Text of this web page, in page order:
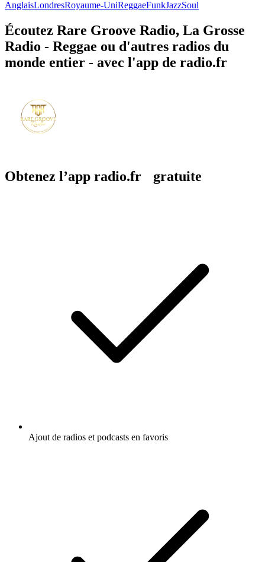
AnglaisLondresRoyaume-UniReggaeFunkJazzSoul
Écoutez Rare Groove Radio, La Grosse
Radio - Reggae ou d'autres radios du
monde entier - avec l'app de radio.fr
Obtenez l’app radio.fr gratuite
Ajout de radios et podcasts en favoris